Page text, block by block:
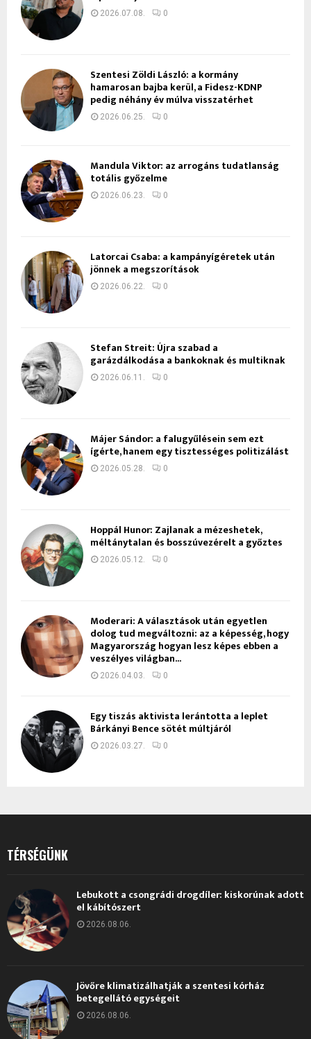
2026.07.08. 0
Szentesi Zöldi László: a kormány
hamarosan bajba kerül, a Fidesz-KDNP
pedig néhány év múlva visszatérhet
2026.06.25. 0
Mandula Viktor: az arrogáns tudatlanság
totális győzelme
2026.06.23. 0
Latorcai Csaba: a kampányígéretek után
jönnek a megszorítások
2026.06.22. 0
Stefan Streit: Újra szabad a
garázdálkodása a bankoknak és multiknak
2026.06.11. 0
Májer Sándor: a falugyűlésein sem ezt
ígérte, hanem egy tisztességes politizálást
2026.05.28. 0
Hoppál Hunor: Zajlanak a mézeshetek,
méltánytalan és bosszúvezérelt a győztes
2026.05.12. 0
Moderari: A választások után egyetlen
dolog tud megváltozni: az a képesség, hogy
Magyarország hogyan lesz képes ebben a
veszélyes világban...
2026.04.03. 0
Egy tiszás aktivista lerántotta a leplet
Bárkányi Bence sötét múltjáról
2026.03.27. 0
TÉRSÉGÜNK
Lebukott a csongrádi drogdíler: kiskorúnak adott
el kábítószert
2026.08.06.
Jövőre klimatizálhatják a szentesi kórház
betegellátó egységeit
2026.08.06.